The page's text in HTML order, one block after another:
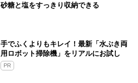
砂糖と塩をすっきり収納できる
手でふくよりもキレイ！最新「水ぶき両
用ロボット掃除機」をリアルにお試し
PR